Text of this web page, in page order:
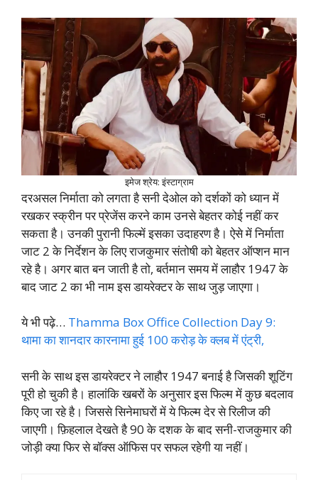
इमेज श्रेय: इंस्टाग्राम
दरअसल निर्माता को लगता है सनी देओल को दर्शकों को ध्यान में
रखकर स्क्रीन पर प्रेजेंस करने काम उनसे बेहतर कोई नहीं कर
सकता है। उनकी पुरानी फिल्में इसका उदाहरण है। ऐसे में निर्माता
जाट 2 के निर्देशन के लिए राजकुमार संतोषी को बेहतर ऑप्शन मान
रहे है। अगर बात बन जाती है तो, बर्तमान समय में लाहौर 1947 के
बाद जाट 2 का भी नाम इस डायरेक्टर के साथ जुड़ जाएगा।
ये भी पढ़े… Thamma Box Office Collection Day 9:
थामा का शानदार कारनामा हुई 100 करोड़ के क्लब में एंट्री,
सनी के साथ इस डायरेक्टर ने लाहौर 1947 बनाई है जिसकी शूटिंग
पूरी हो चुकी है। हालांकि खबरों के अनुसार इस फिल्म में कुछ बदलाव
किए जा रहे है। जिससे सिनेमाघरों में ये फिल्म देर से रिलीज की
जाएगी। फ़िहलाल देखते है 90 के दशक के बाद सनी-राजकुमार की
जोड़ी क्या फिर से बॉक्स ऑफिस पर सफल रहेगी या नहीं।